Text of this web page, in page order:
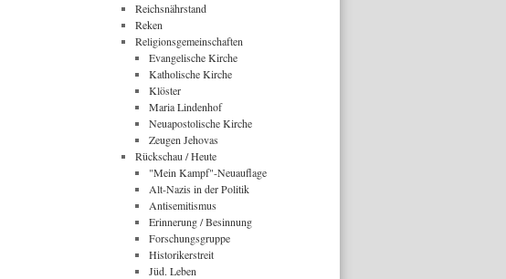
Reichsnährstand
Reken
Religionsgemeinschaften
Evangelische Kirche
Katholische Kirche
Klöster
Maria Lindenhof
Neuapostolische Kirche
Zeugen Jehovas
Rückschau / Heute
"Mein Kampf"-Neuauflage
Alt-Nazis in der Politik
Antisemitismus
Erinnerung / Besinnung
Forschungsgruppe
Historikerstreit
Jüd. Leben